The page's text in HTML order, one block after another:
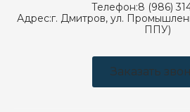
Телефон:8 (986)
Адрес:г. Дмитров, ул.
ППУ)
Заказать